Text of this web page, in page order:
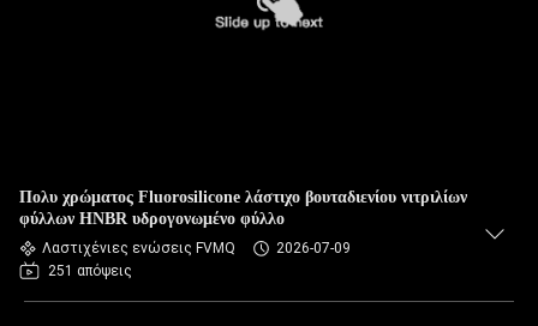
Πολυ χρώματος Fluorosilicone λάστιχο βουταδιενίου νιτριλίων
φύλλων HNBR υδρογονωμένο φύλλο
Λαστιχένιες ενώσεις FVMQ
2026-07-09
251 απόψεις